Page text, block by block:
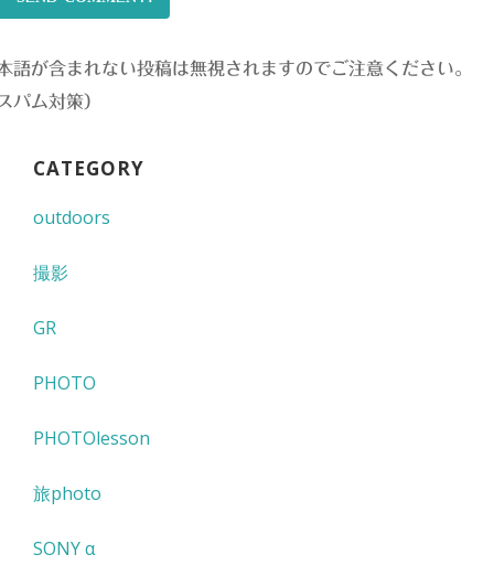
語が含まれない投稿は無視されますのでご注意ください。
パム対策）
CATEGORY
outdoors
撮影
GR
PHOTO
PHOTOlesson
旅photo
SONY α